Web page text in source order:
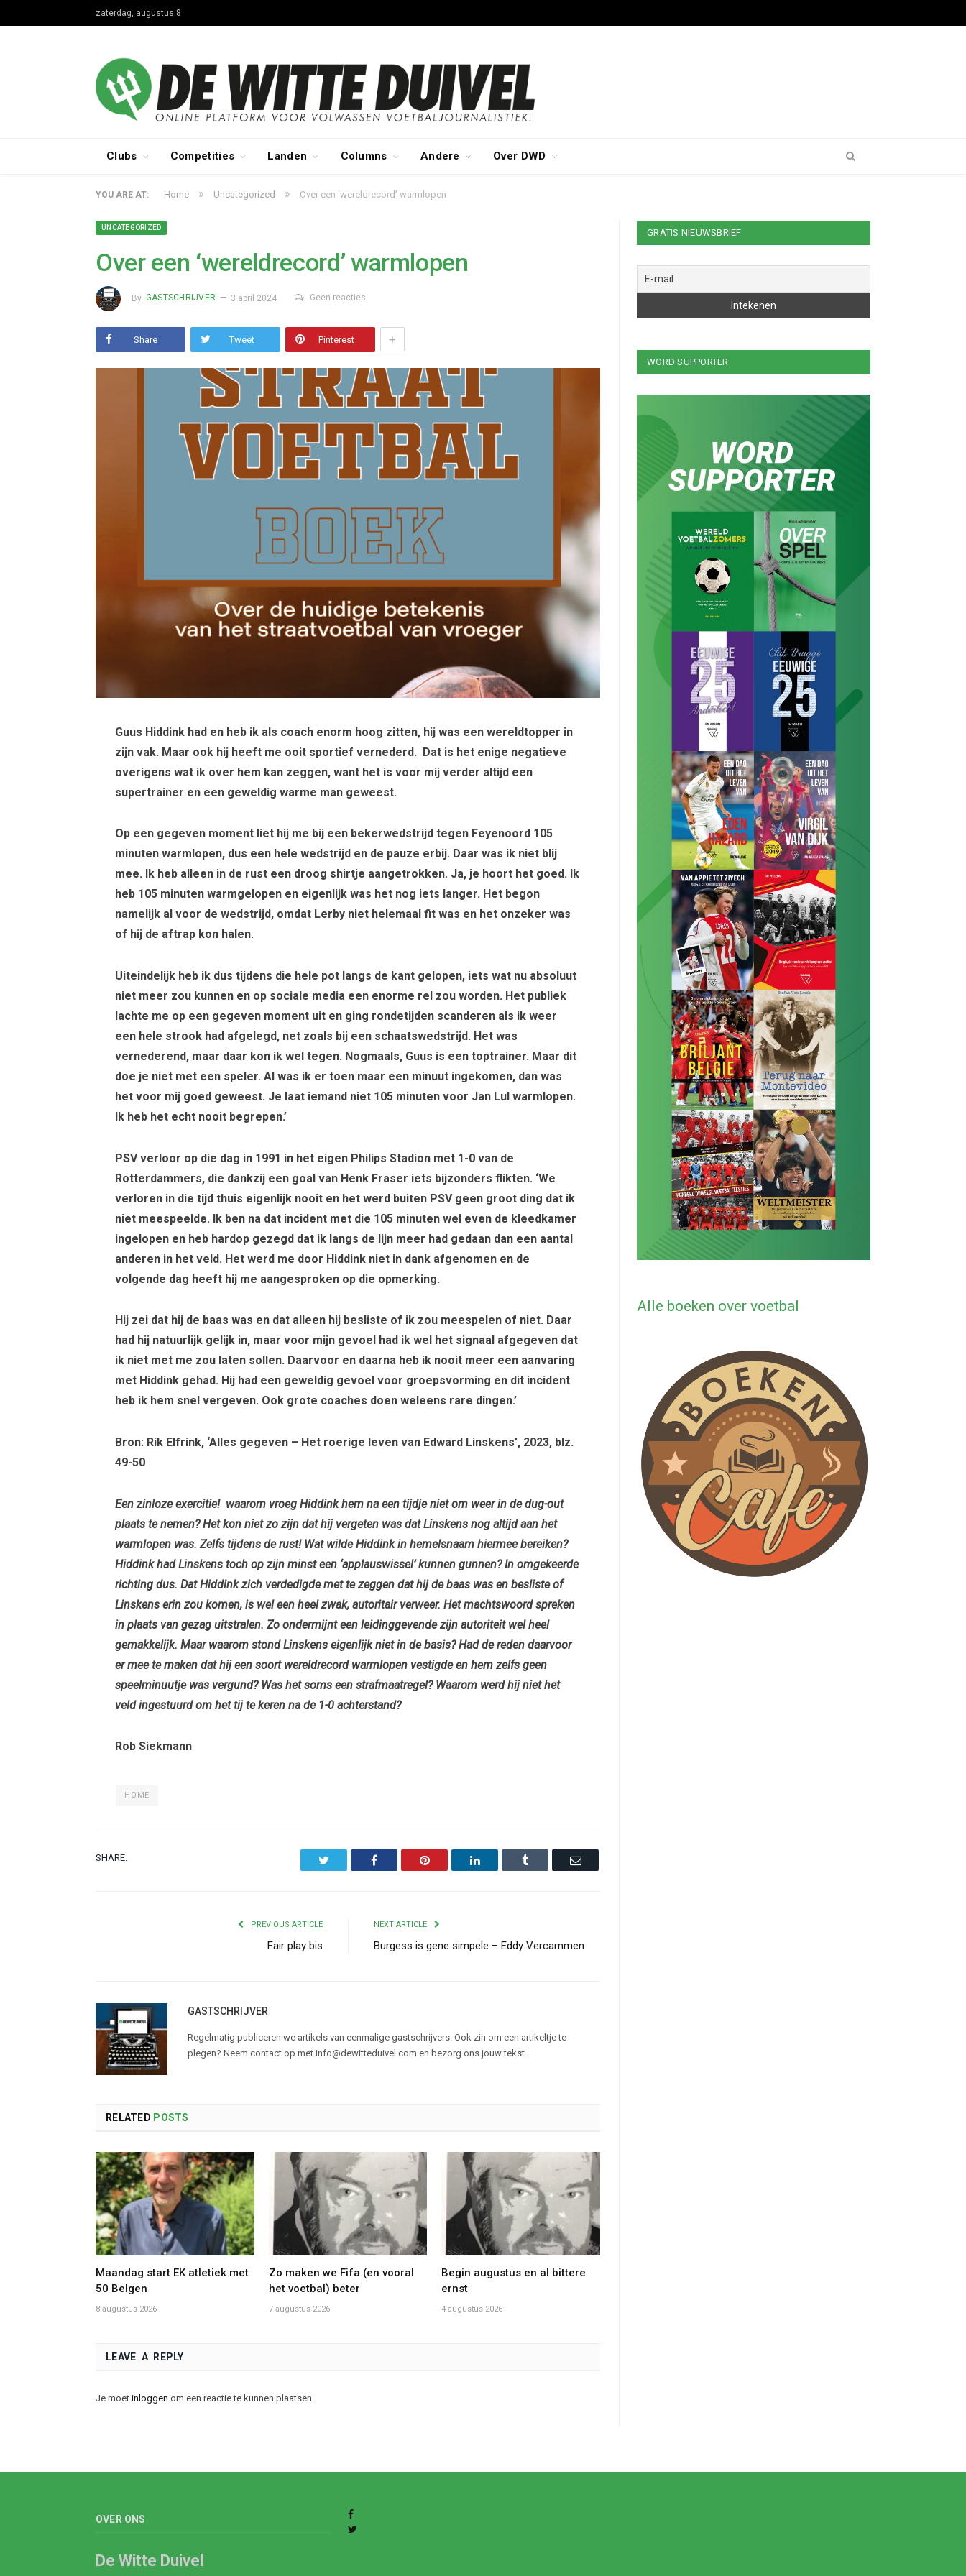
zaterdag, augustus 8
Clubs Competities Landen Columns Andere Over DWD
YOU ARE AT: Home » Uncategorized » Over een ‘wereldrecord’ warmlopen
UNCATEGORIZED
Over een ‘wereldrecord’ warmlopen
By GASTSCHRIJVER 3 april 2024 Geen reacties
Share Tweet Pinterest +
Guus Hiddink had en heb ik als coach enorm hoog zitten, hij was een wereldtopper in
zijn vak. Maar ook hij heeft me ooit sportief vernederd. Dat is het enige negatieve
overigens wat ik over hem kan zeggen, want het is voor mij verder altijd een
supertrainer en een geweldig warme man geweest.
Op een gegeven moment liet hij me bij een bekerwedstrijd tegen Feyenoord 105
minuten warmlopen, dus een hele wedstrijd en de pauze erbij. Daar was ik niet blij
mee. Ik heb alleen in de rust een droog shirtje aangetrokken. Ja, je hoort het goed. Ik
heb 105 minuten warmgelopen en eigenlijk was het nog iets langer. Het begon
namelijk al voor de wedstrijd, omdat Lerby niet helemaal fit was en het onzeker was
of hij de aftrap kon halen.
Uiteindelijk heb ik dus tijdens die hele pot langs de kant gelopen, iets wat nu absoluut
niet meer zou kunnen en op sociale media een enorme rel zou worden. Het publiek
lachte me op een gegeven moment uit en ging rondetijden scanderen als ik weer
een hele strook had afgelegd, net zoals bij een schaatswedstrijd. Het was
vernederend, maar daar kon ik wel tegen. Nogmaals, Guus is een toptrainer. Maar dit
doe je niet met een speler. Al was ik er toen maar een minuut ingekomen, dan was
het voor mij goed geweest. Je laat iemand niet 105 minuten voor Jan Lul warmlopen.
Ik heb het echt nooit begrepen.’
PSV verloor op die dag in 1991 in het eigen Philips Stadion met 1-0 van de
Rotterdammers, die dankzij een goal van Henk Fraser iets bijzonders flikten. ‘We
verloren in die tijd thuis eigenlijk nooit en het werd buiten PSV geen groot ding dat ik
niet meespeelde. Ik ben na dat incident met die 105 minuten wel even de kleedkamer
ingelopen en heb hardop gezegd dat ik langs de lijn meer had gedaan dan een aantal
anderen in het veld. Het werd me door Hiddink niet in dank afgenomen en de
volgende dag heeft hij me aangesproken op die opmerking.
Hij zei dat hij de baas was en dat alleen hij besliste of ik zou meespelen of niet. Daar
had hij natuurlijk gelijk in, maar voor mijn gevoel had ik wel het signaal afgegeven dat
ik niet met me zou laten sollen. Daarvoor en daarna heb ik nooit meer een aanvaring
met Hiddink gehad. Hij had een geweldig gevoel voor groepsvorming en dit incident
heb ik hem snel vergeven. Ook grote coaches doen weleens rare dingen.’
Bron: Rik Elfrink, ‘Alles gegeven – Het roerige leven van Edward Linskens’, 2023, blz.
49-50
Een zinloze exercitie! waarom vroeg Hiddink hem na een tijdje niet om weer in de dug-out
plaats te nemen? Het kon niet zo zijn dat hij vergeten was dat Linskens nog altijd aan het
warmlopen was. Zelfs tijdens de rust! Wat wilde Hiddink in hemelsnaam hiermee bereiken?
Hiddink had Linskens toch op zijn minst een ‘applauswissel’ kunnen gunnen? In omgekeerde
richting dus. Dat Hiddink zich verdedigde met te zeggen dat hij de baas was en besliste of
Linskens erin zou komen, is wel een heel zwak, autoritair verweer. Het machtswoord spreken
in plaats van gezag uitstralen. Zo ondermijnt een leidinggevende zijn autoriteit wel heel
gemakkelijk. Maar waarom stond Linskens eigenlijk niet in de basis? Had de reden daarvoor
er mee te maken dat hij een soort wereldrecord warmlopen vestigde en hem zelfs geen
speelminuutje was vergund? Was het soms een strafmaatregel? Waarom werd hij niet het
veld ingestuurd om het tij te keren na de 1-0 achterstand?
Rob Siekmann
HOME
SHARE. Facebook Pinterest LinkedIn Tumblr Email
PREVIOUS ARTICLE
Fair play bis
NEXT ARTICLE
Burgess is gene simpele – Eddy Vercammen
GASTSCHRIJVER
Regelmatig publiceren we artikels van eenmalige gastschrijvers. Ook zin om een artikeltje te
plegen? Neem contact op met info@dewitteduivel.com en bezorg ons jouw tekst.
RELATED POSTS
Maandag start EK atletiek met
50 Belgen
8 augustus 2026
Zo maken we Fifa (en vooral
het voetbal) beter
7 augustus 2026
Begin augustus en al bittere
ernst
4 augustus 2026
LEAVE A REPLY
Je moet inloggen om een reactie te kunnen plaatsen.
GRATIS NIEUWSBRIEF
WORD SUPPORTER
Alle boeken over voetbal
OVER ONS
De Witte Duivel
Facebook